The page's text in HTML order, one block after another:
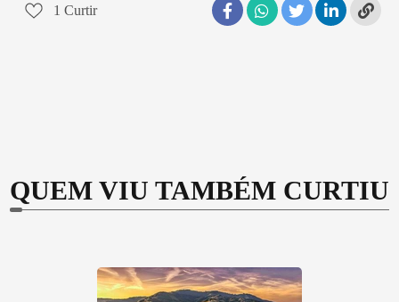
1 Curtir
QUEM VIU TAMBÉM CURTIU